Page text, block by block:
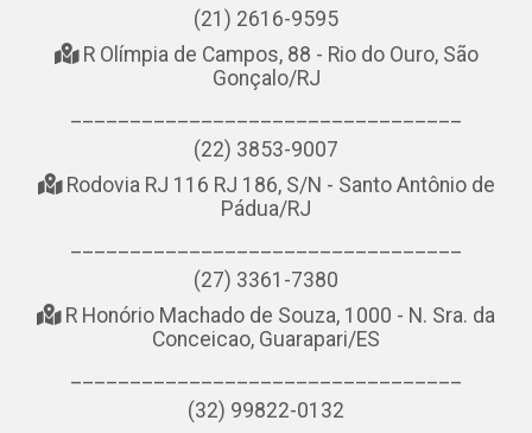
(21) 2616-9595
R Olímpia de Campos, 88 - Rio do Ouro, São
Gonçalo/RJ
(22) 3853-9007
Rodovia RJ 116 RJ 186, S/N - Santo Antônio de
Pádua/RJ
(27) 3361-7380
R Honório Machado de Souza, 1000 - N. Sra. da
Conceicao, Guarapari/ES
(32) 99822-0132